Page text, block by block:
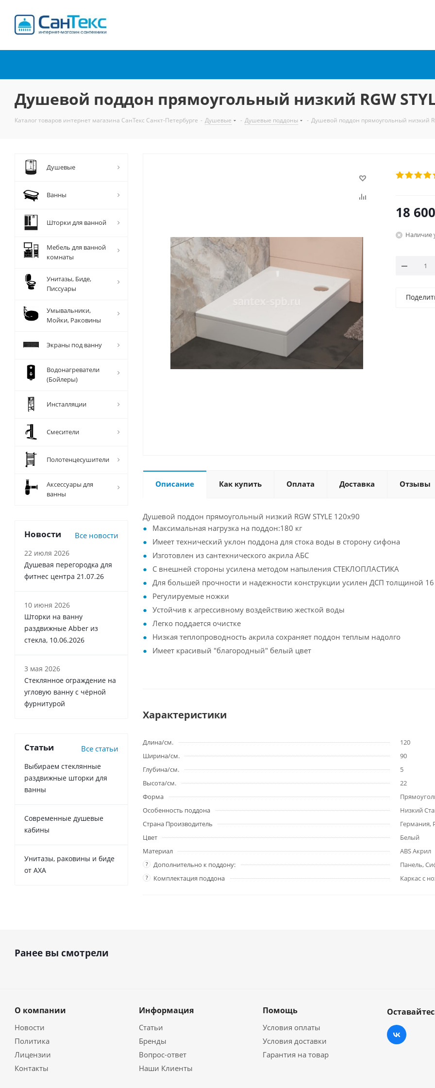
Душевой поддон прямоугольный низкий RGW
Каталог товаров интернет магазина СанТекс Санкт-Петербурге - Душевые - Душевые поддоны - Душевой поддон прямоугольный низкий
18 600
Наличие
Описание Как купить Оплата Доставка Отзывы
Душевой поддон прямоугольный низкий RGW STYLE 120x90
Максимальная нагрузка на поддон:180 кг
Имеет технический уклон поддона для стока воды в сторону сифона
Изготовлен из сантехнического акрила АБС
С внешней стороны усилена методом напыления СТЕКЛОПЛАСТИКА
Для большей прочности и надежности конструкции усилен ДСП толщиной
Регулируемые ножки
Устойчив к агрессивному воздействию жесткой воды
Легко поддается очистке
Низкая теплопроводность акрила сохраняет поддон теплым надолго
Имеет красивый "благородный" белый цвет
Характеристики
Длина/см.
120
Ширина/см.
90
Глубина/см.
5
Высота/см.
22
Форма
Особенность поддона
Низкий
Страна Производитель
Германия,
Цвет
Белый
Материал
ABS Акрил
? Дополнительно к поддону: Панель,
? Комплектация поддона Каркас с
Душевые
Ванны
Шторки для ванной
Мебель для ванной
комнаты
Унитазы, Биде,
Писсуары
Умывальники,
Мойки, Раковины
Экраны под ванну
Водонагреватели
(Бойлеры)
Инсталляции
Смесители
Полотенцесушители
Аксессуары для
ванны
Новости Все новости
22 июля 2026
Душевая перегородка для
фитнес центра 21.07.26
10 июня 2026
Шторки на ванну
раздвижные Abber из
стекла, 10.06.2026
3 мая 2026
Стеклянное ограждение на
угловую ванну с чёрной
фурнитурой
Статьи Все статьи
Выбираем стеклянные
раздвижные шторки для
ванны
Современные душевые
кабины
Унитазы, раковины и биде
от AXA
Ранее вы смотрели
О компании
Новости
Политика
Лицензии
Контакты
Информация
Статьи
Бренды
Вопрос-ответ
Наши Клиенты
Помощь
Условия оплаты
Условия доставки
Гарантия на товар